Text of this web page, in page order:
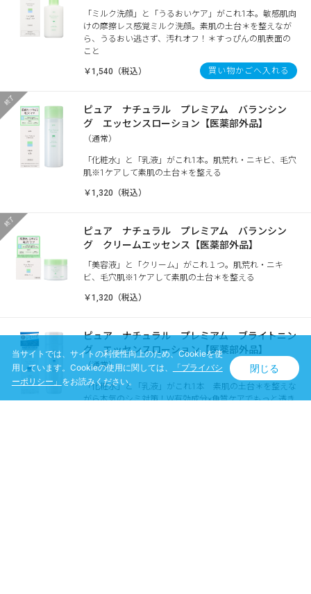
「ミルク洗顔」と「うるおいケア」がこれ1本。敏感肌向
けの摩擦レス感覚ミルク洗顔。素肌の土台＊を整えなが
ら、うるおい逃さず、汚れオフ！＊すっぴんの肌表面の
こと
￥1,540（税込） 買い物かごへ入れる
ピュア ナチュラル プレミアム バランシン
グ エッセンスローション【医薬部外品】
（通常）
「化粧水」と「乳液」がこれ1本。肌荒れ・ニキビ、毛穴
肌※1ケアして素肌の土台＊を整える
￥1,320（税込）
ピュア ナチュラル プレミアム バランシン
グ クリームエッセンス【医薬部外品】
「美容液」と「クリーム」がこれ１つ。肌荒れ・ニキ
ビ、毛穴肌※1ケアして素肌の土台＊を整える
￥1,320（税込）
ピュア ナチュラル プレミアム ブライトニン
グ エッセンスローション【医薬部外品】
（通常）
「化粧水」と「乳液」がこれ1本 素肌の土台＊を整えな
がら本気のシミ対策！W有効成分×角質ケアでもっと透き
当サイトでは、サイトの利便性向上のため、Cookieを使
用しています。Cookieの使用に関しては、
「プライバシ
ーポリシー」 をお読みください。
閉じる